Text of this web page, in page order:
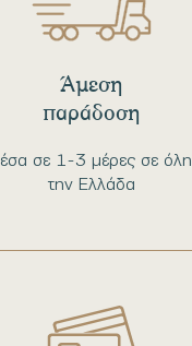
σε 1-3 μέρες σε όλη
την Ελλάδα
Άμεση
παράδοση